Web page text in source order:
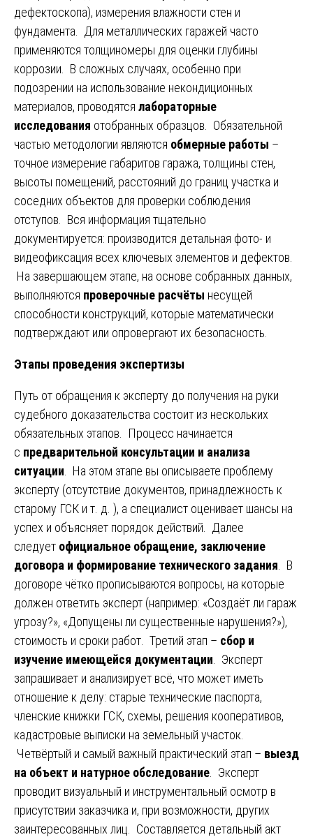
дефектоскопа), измерения влажности стен и
фундамента. Для металлических гаражей часто
применяются толщиномеры для оценки глубины
коррозии. В сложных случаях, особенно при
подозрении на использование некондиционных
материалов, проводятся лабораторные
исследования отобранных образцов. Обязательной
частью методологии являются обмерные работы –
точное измерение габаритов гаража, толщины стен,
высоты помещений, расстояний до границ участка и
соседних объектов для проверки соблюдения
отступов. Вся информация тщательно
документируется: производится детальная фото- и
видеофиксация всех ключевых элементов и дефектов.
На завершающем этапе, на основе собранных данных,
выполняются проверочные расчёты несущей
способности конструкций, которые математически
подтверждают или опровергают их безопасность.
Этапы проведения экспертизы
Путь от обращения к эксперту до получения на руки
судебного доказательства состоит из нескольких
обязательных этапов. Процесс начинается
с предварительной консультации и анализа
ситуации . На этом этапе вы описываете проблему
эксперту (отсутствие документов, принадлежность к
старому ГСК и т. д. ), а специалист оценивает шансы на
успех и объясняет порядок действий. Далее
следует официальное обращение, заключение
договора и формирование технического задания . В
договоре чётко прописываются вопросы, на которые
должен ответить эксперт (например: «Создаёт ли гараж
угрозу?», «Допущены ли существенные нарушения?»),
стоимость и сроки работ. Третий этап – сбор и
изучение имеющейся документации . Эксперт
запрашивает и анализирует всё, что может иметь
отношение к делу: старые технические паспорта,
членские книжки ГСК, схемы, решения кооперативов,
кадастровые выписки на земельный участок.
Четвёртый и самый важный практический этап – выезд
на объект и натурное обследование . Эксперт
проводит визуальный и инструментальный осмотр в
присутствии заказчика и, при возможности, других
заинтересованных лиц. Составляется детальный акт